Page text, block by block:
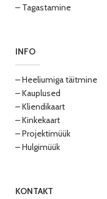
– Tagastamine
INFO
– Heeliumiga täitmine
– Kauplused
– Kliendikaart
– Kinkekaart
– Projektimüük
– Hulgimüük
KONTAKT